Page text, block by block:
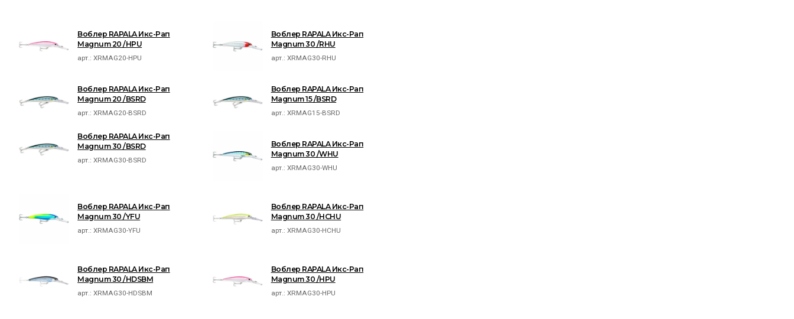
Воблер RAPALA Икс-Рап
Magnum 20 /HPU
арт.:XRMAG20-HPU
Воблер RAPALA Икс-Рап
Magnum 30 /RHU
арт.: XRMAG30-RHU
Воблер RAPALA Икс-Рап
Magnum 20 /BSRD
арт.:XRMAG20-BSRD
Воблер RAPALA Икс-Рап
Magnum 15 /BSRD
арт.: XRMAG15-BSRD
Воблер RAPALA Икс-Рап
Magnum 30 /BSRD
арт.:XRMAG30-BSRD
Воблер RAPALA Икс-Рап
Magnum 30 /WHU
арт.: XRMAG30-WHU
Воблер RAPALA Икс-Рап
Magnum 30 /YFU
арт.:XRMAG30-YFU
Воблер RAPALA Икс-Рап
Magnum 30 /HCHU
арт.: XRMAG30-HCHU
Воблер RAPALA Икс-Рап
Magnum 30 /HDSBM
арт.:XRMAG30-HDSBM
Воблер RAPALA Икс-Рап
Magnum 30 /HPU
арт.: XRMAG30-HPU